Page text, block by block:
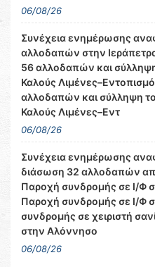
06/08/26
Συνέχεια ενημέρωσης
αλλοδαπών στην
56 αλλοδαπών και
Καλούς
αλλοδαπών και σύλληψη
Καλούς Λιμένες–Εντ
06/08/26
Συνέχεια ενημέρωσης
διάσωση 32 αλλοδαπών
Παροχή συνδρομής σε Ι/Φ
Παροχή συνδρομής σε Ι/Φ
συνδρομής σε χειριστή
στην Αλόννησο
06/08/26